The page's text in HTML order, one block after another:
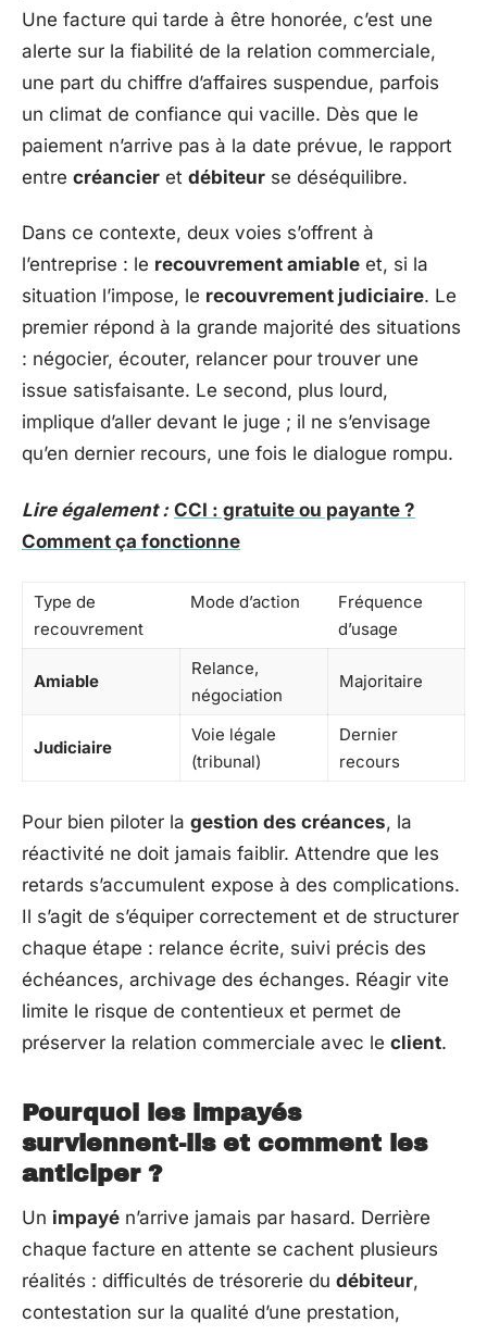
Une facture qui tarde à être honorée, c’est une
alerte sur la fiabilité de la relation commerciale,
une part du chiffre d’affaires suspendue, parfois
un climat de confiance qui vacille. Dès que le
paiement n’arrive pas à la date prévue, le rapport
entre créancier et débiteur se déséquilibre.
Dans ce contexte, deux voies s’offrent à
l’entreprise : le recouvrement amiable et, si la
situation l’impose, le recouvrement judiciaire. Le
premier répond à la grande majorité des situations
: négocier, écouter, relancer pour trouver une
issue satisfaisante. Le second, plus lourd,
implique d’aller devant le juge ; il ne s’envisage
qu’en dernier recours, une fois le dialogue rompu.
Lire également : CCI : gratuite ou payante ?
Comment ça fonctionne
Type de
recouvrement
Mode d’action
Fréquence
d’usage
Amiable
Relance,
négociation
Majoritaire
Judiciaire
Voie légale
(tribunal)
Dernier
recours
Pour bien piloter la gestion des créances, la
réactivité ne doit jamais faiblir. Attendre que les
retards s’accumulent expose à des complications.
Il s’agit de s’équiper correctement et de structurer
chaque étape : relance écrite, suivi précis des
échéances, archivage des échanges. Réagir vite
limite le risque de contentieux et permet de
préserver la relation commerciale avec le client.
Pourquoi les impayés
surviennent-ils et comment les
anticiper ?
Un impayé n’arrive jamais par hasard. Derrière
chaque facture en attente se cachent plusieurs
réalités : difficultés de trésorerie du débiteur,
contestation sur la qualité d’une prestation,